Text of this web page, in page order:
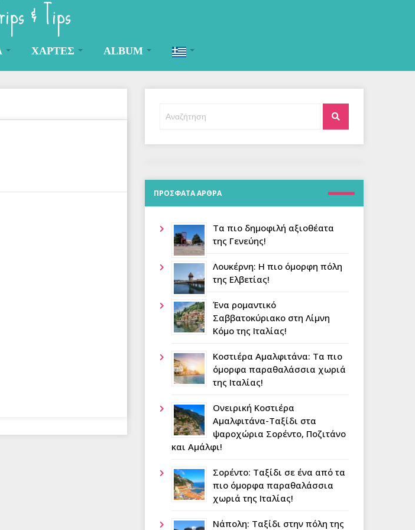
& Tips
ΧΑΡΤΕΣ ALBUM
ΠΡΟΣΦΑΤΑ ΑΡΘΡΑ
Τα πιο δημοφιλή αξιοθέατα
της Γενεύης!
Λουκέρνη: Η πιο όμορφη πόλη
της Ελβετίας!
Ένα ρομαντικό
Σαββατοκύριακο στη Λίμνη
Κόμο της Ιταλίας!
Κοστιέρα Αμαλφιτάνα: Τα πιο
όμορφα παραθαλάσσια χωριά
της Ιταλίας!
Ονειρική Κοστιέρα
Αμαλφιτάνα-Ταξίδι στα
ψαροχώρια Σορέντο, Ποζιτάνο
και Αμάλφι!
Σορέντο: Ταξίδι σε ένα από τα
πιο όμορφα παραθαλάσσια
χωριά της Ιταλίας!
Νάπολη: Tαξίδι στην πόλη της